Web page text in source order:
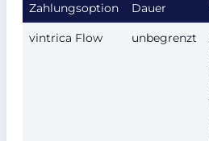
Zahlungsoption Dauer
vintrica Flow unbegrenzt